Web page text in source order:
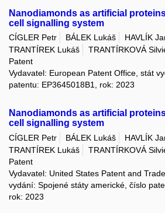
Nanodiamonds as artificial
cell signalling system
CÍGLER Petr BÁLEK Lukáš HAVLÍK
TRANTÍREK Lukáš
TRANTÍRKOVÁ
Patent
Vydavatel: European Patent Office, stát
patentu: EP3645018B1, rok: 2023
Nanodiamonds as artificial
cell signalling system
CÍGLER Petr BÁLEK Lukáš HAVLÍK
TRANTÍREK Lukáš
TRANTÍRKOVÁ
Patent
Vydavatel: United States Patent and
vydání: Spojené státy americké, číslo
rok: 2023